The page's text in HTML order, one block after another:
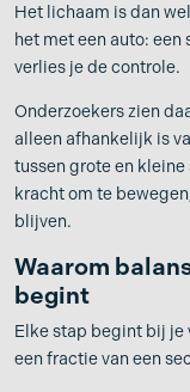
Het lichaam is dan
het met een auto:
verlies je de controle.
Onderzoekers zien
alleen afhankelijk is
tussen grote en
kracht om te
blijven.
Waarom
begint
Elke stap begint bij je
een fractie van een